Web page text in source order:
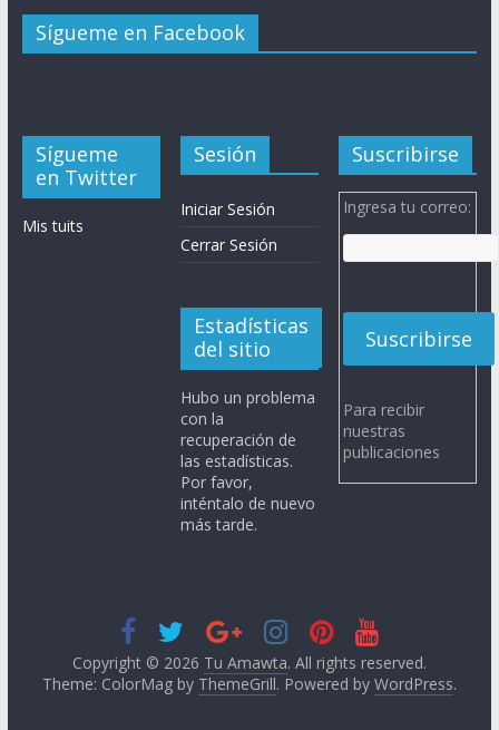
Sígueme en Facebook
Sígueme
en Twitter
Mis tuits
Sesión
Iniciar Sesión
Cerrar Sesión
Estadísticas
del sitio
Hubo un problema
con la
recuperación de
las estadísticas.
Por favor,
inténtalo de nuevo
más tarde.
Suscribirse
Ingresa tu correo:
Para recibir
nuestras
publicaciones
Copyright © 2026 Tu Amawta. All rights reserved.
Theme: ColorMag by ThemeGrill. Powered by WordPress.